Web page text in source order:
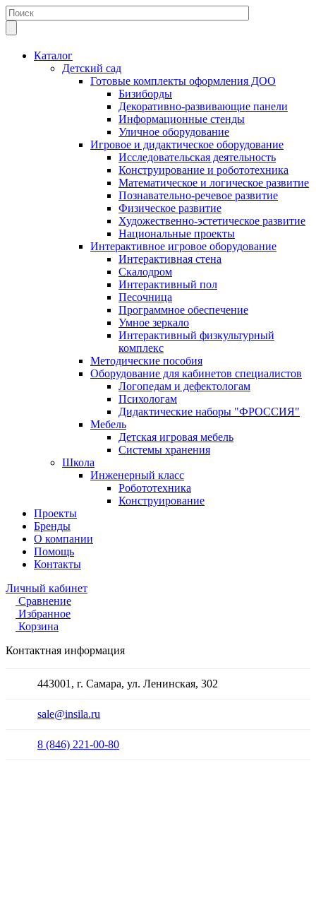
Каталог
Детский сад
Готовые комплекты оформления ДОО
Бизиборды
Декоративно-развивающие панели
Информационные стенды
Уличное оборудование
Игровое и дидактическое оборудование
Исследовательская деятельность
Конструирование и робототехника
Математическое и логическое развитие
Познавательно-речевое развитие
Физическое развитие
Художественно-эстетическое развитие
Национальные проекты
Интерактивное игровое оборудование
Интерактивная стена
Скалодром
Интерактивный пол
Песочница
Программное обеспечение
Умное зеркало
Интерактивный физкультурный
комплекс
Методические пособия
Оборудование для кабинетов специалистов
Логопедам и дефектологам
Психологам
Дидактические наборы "ФРОССИЯ"
Мебель
Детская игровая мебель
Системы хранения
Школа
Инженерный класс
Робототехника
Конструирование
Проекты
Бренды
О компании
Помощь
Контакты
Личный кабинет
Сравнение
Избранное
Корзина
Контактная информация
443001, г. Самара, ул. Ленинская, 302
sale@insila.ru
8 (846) 221-00-80